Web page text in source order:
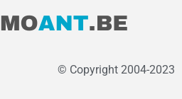
© Copyright 2004-2023